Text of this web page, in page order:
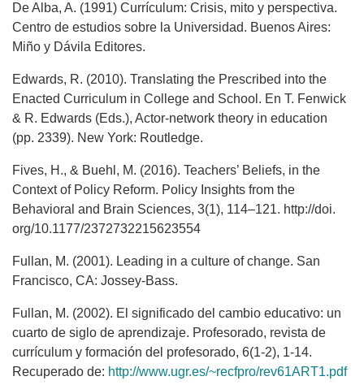
De Alba, A. (1991) Currículum: Crisis, mito y perspectiva.
Centro de estudios sobre la Universidad. Buenos Aires:
Miño y Dávila Editores.
Edwards, R. (2010). Translating the Prescribed into the
Enacted Curriculum in College and School. En T. Fenwick
& R. Edwards (Eds.), Actor-network theory in education
(pp. 2339). New York: Routledge.
Fives, H., & Buehl, M. (2016). Teachers’ Beliefs, in the
Context of Policy Reform. Policy Insights from the
Behavioral and Brain Sciences, 3(1), 114–121. http://doi.
org/10.1177/2372732215623554
Fullan, M. (2001). Leading in a culture of change. San
Francisco, CA: Jossey-Bass.
Fullan, M. (2002). El significado del cambio educativo: un
cuarto de siglo de aprendizaje. Profesorado, revista de
currículum y formación del profesorado, 6(1-2), 1-14.
Recuperado de: http://www.ugr.es/~recfpro/rev61ART1.pdf